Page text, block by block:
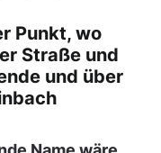
Punkt, wo
Straße und
und über